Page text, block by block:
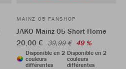
MAINZ 05 FANSHOP
JAKO Mainz 05 Short Home
20,00 € 39,99 € 49 %
Disponible en 2
couleurs
différentes
Disponible en 2
couleurs
différentes